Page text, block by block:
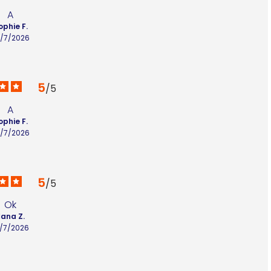
A
7/2026
F.
5/5
A
7/2026
F.
5/5
Ok
7/2026
Z.